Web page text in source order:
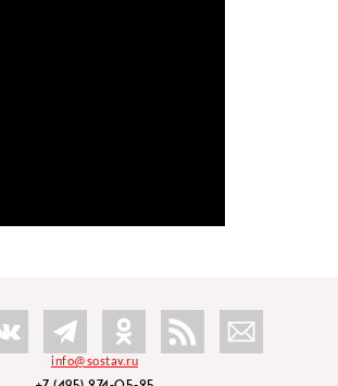
info@sostav.ru